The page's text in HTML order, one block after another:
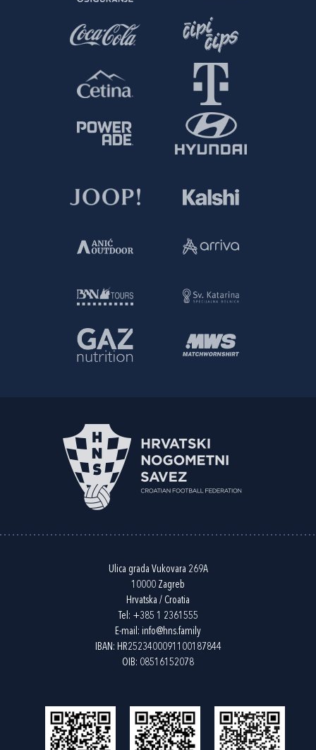
Ulica grada Vukovara 269A
10000 Zagreb
Hrvatska / Croatia
Tel: +385 1 2361555
E-mail: info@hns.family
IBAN: HR2523400091100187844
OIB: 08516152078